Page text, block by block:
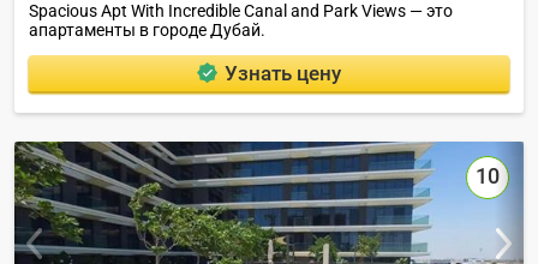
Spacious Apt With Incredible Canal and Park Views — это
апартаменты в городе Дубай.
Узнать цену
10